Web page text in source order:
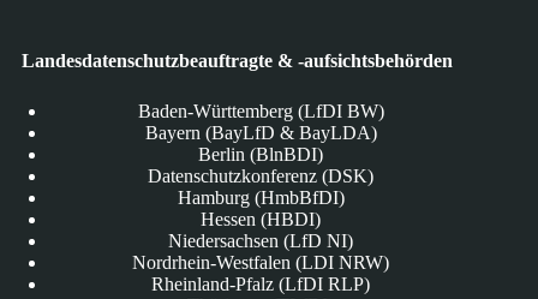
Landesdatenschutzbeauftragte & -aufsichtsbehörden
Baden-Württemberg (LfDI BW)
Bayern (BayLfD & BayLDA)
Berlin (BlnBDI)
Datenschutzkonferenz (DSK)
Hamburg (HmbBfDI)
Hessen (HBDI)
Niedersachsen (LfD NI)
Nordrhein-Westfalen (LDI NRW)
Rheinland-Pfalz (LfDI RLP)